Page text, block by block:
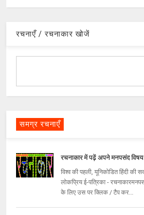
रचनाएँ / रचनाकार खोजें
समग्र रचनाएँ
रचनाकार में पढ़ें अपने मनपसंद
विश्व की पहली, यूनिकोडित हिंदी की
लोकप्रिय ई-पत्रिका -
के लिए उस पर क्लिक / टैप कर...